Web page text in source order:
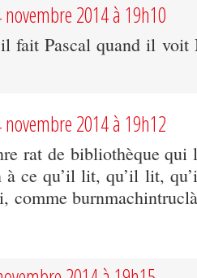
novembre 2014 à 19h10
fait Pascal quand il voit
novembre 2014 à 19h12
rat de bibliothèque
à ce qu’il lit, qu’il lit,
comme